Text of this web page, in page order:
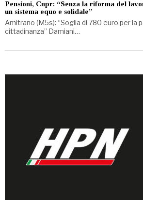
Pensioni, Cnpr: “Senza la riforma del
un sistema equo e solidale”
Amitrano (M5s): “Soglia di 780 euro per la
cittadinanza” Damiani…